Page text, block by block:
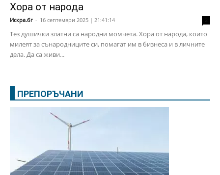
Хора от народа
Искра.бг - 16 септември 2025 | 21:41:14
Тез душички златни са народни момчета. Хора от народа, които
милеят за сънародниците си, помагат им в бизнеса и в личните
дела. Да са живи...
ПРЕПОРЪЧАНИ